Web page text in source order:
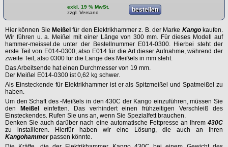
exkl. 19 % MwSt.
zzgl. Versand
Hier können Sie Meißel für den Elektrikhammer z. B. der Marke Kangokaufen.
Wir führen u. a. Meißel mit einer Länge von 300 mm. Für dieses Modell auf
hammer-meissel.de unter der Bestellnummer E014-0300. Hierbei steht der
erste Teil von E014-0300, also E014 für die Art dieser Aufnahme, während der
zweite Teil, also 0300 für die Länge des Meißels in mm steht.
Das Arbeitsende hat einen Durchmesser von 19 mm.
Der Meißel E014-0300 ist 0,62 kg schwer.
Als Einsteckende für Elektrikhammer ist er als Spitzmeißel und Spatmeißel zu
haben.
Um den Schaft des -Meißels in den 430C der Kango einzuführen, müssen Sie
den
Meißel
einfetten. Das verhindert einen frühzeitigen Verschleiß des
Einsteckendes. Rufen Sie uns an, wenn Sie Spezialfett brauchen.
Denken Sie auch darüber nach eine automatische Fettpresse an Ihrem 430C
zu installieren. Hierfür haben wir eine Lösung, die auch an Ihren
Kangohammerpassen könnte.